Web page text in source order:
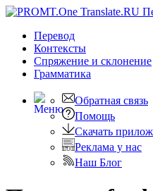
Перевод
Контексты
Спряжение и склонение
Грамматика
Обратная связь
Помощь
Скачать
Реклама у нас
Наш Блог